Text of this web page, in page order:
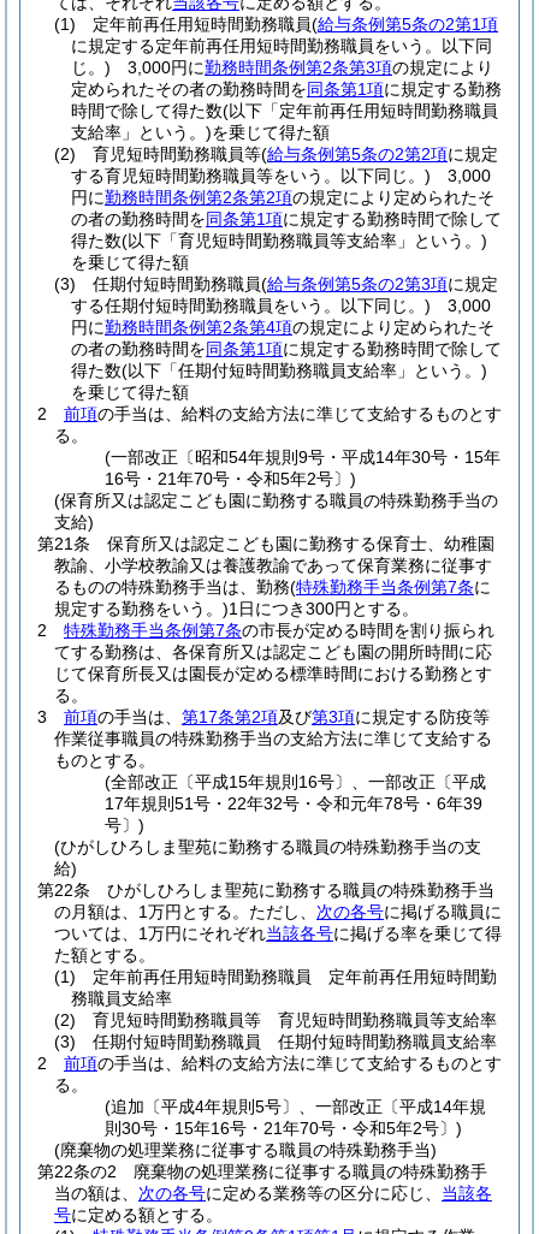
(1)
定年前再任用短時間勤務職員(給与条例第5条の2第1項
に規定する定年前再任用短時間勤務職員をいう。以下同
じ。) 3,000円に勤務時間条例第2条第3項の規定により
定められたその者の勤務時間を同条第1項に規定する勤務
時間で除して得た数(以下「定年前再任用短時間勤務職員
支給率」という。)を乗じて得た額
(2)
育児短時間勤務職員等(給与条例第5条の2第2項に規定
する育児短時間勤務職員等をいう。以下同じ。) 3,000
円に勤務時間条例第2条第2項の規定により定められたそ
の者の勤務時間を同条第1項に規定する勤務時間で除して
得た数(以下「育児短時間勤務職員等支給率」という。)
を乗じて得た額
(3)
任期付短時間勤務職員(給与条例第5条の2第3項に規定
する任期付短時間勤務職員をいう。以下同じ。) 3,000
円に勤務時間条例第2条第4項の規定により定められたそ
の者の勤務時間を同条第1項に規定する勤務時間で除して
得た数(以下「任期付短時間勤務職員支給率」という。)
を乗じて得た額
2
前項の手当は、給料の支給方法に準じて支給するものとす
る。
(一部改正〔昭和54年規則9号・平成14年30号・15年
16号・21年70号・令和5年2号〕)
(保育所又は認定こども園に勤務する職員の特殊勤務手当の
支給)
第21条
保育所又は認定こども園に勤務する保育士、幼稚園
教諭、小学校教諭又は養護教諭であって保育業務に従事す
るものの特殊勤務手当は、勤務(特殊勤務手当条例第7条に
規定する勤務をいう。)1日につき300円とする。
2
特殊勤務手当条例第7条の市長が定める時間を割り振られ
てする勤務は、各保育所又は認定こども園の開所時間に応
じて保育所長又は園長が定める標準時間における勤務とす
る。
3
前項の手当は、 第17条第2項及び第3項に規定する防疫等
作業従事職員の特殊勤務手当の支給方法に準じて支給する
ものとする。
(全部改正〔平成15年規則16号〕、一部改正〔平成
17年規則51号・22年32号・令和元年78号・6年39
号〕)
(ひがしひろしま聖苑に勤務する職員の特殊勤務手当の支
給)
第22条
ひがしひろしま聖苑に勤務する職員の特殊勤務手当
の月額は、1万円とする。 ただし、 次の各号に掲げる職員に
ついては、1万円にそれぞれ当該各号に掲げる率を乗じて得
た額とする。
(1)
定年前再任用短時間勤務職員 定年前再任用短時間勤
務職員支給率
(2)
育児短時間勤務職員等 育児短時間勤務職員等支給率
(3)
任期付短時間勤務職員 任期付短時間勤務職員支給率
2
前項の手当は、給料の支給方法に準じて支給するものとす
る。
(追加〔平成4年規則5号〕、一部改正〔平成14年規
則30号・15年16号・21年70号・令和5年2号〕)
(廃棄物の処理業務に従事する職員の特殊勤務手当)
第22条の2
廃棄物の処理業務に従事する職員の特殊勤務手
当の額は、 次の各号に定める業務等の区分に応じ、 当該各
号に定める額とする。